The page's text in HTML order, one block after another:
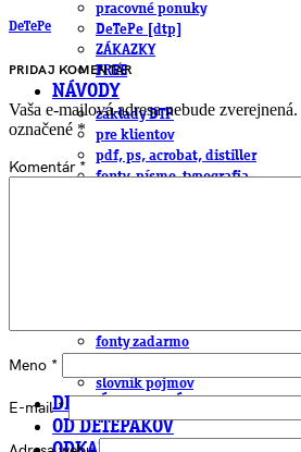
pracovné ponuky
DeTePe [dtp]
ZÁKAZKY
FREE
NÁVODY
základy DTP
pre klientov
pdf, ps, acrobat, distiller
fonty, písmo, typografia
fonty zadarmo
slovník pojmov
DENNÍK DETEPÁKA
OD DETEPÁKOV
DeTePe
PRIDAJ KOMENTÁR
Vaša e-mailová adresa nebude zverejnená.
označené *
Komentár *
Meno *
E-mail*